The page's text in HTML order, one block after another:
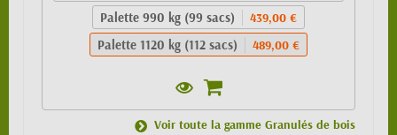
Palette 990 kg (99 sacs) 439,00 €
Palette 1120 kg (112 sacs) 489,00 €
Voir toute la gamme Granulés de bois